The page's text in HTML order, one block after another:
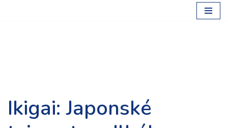
Ikigai: Japonské